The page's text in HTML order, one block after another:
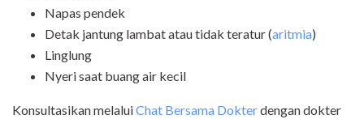
Napas pendek
Detak jantung lambat atau tidak teratur (aritmia)
Linglung
Nyeri saat buang air kecil
Konsultasikan melaluiChat Bersama Dokterdengan dokter